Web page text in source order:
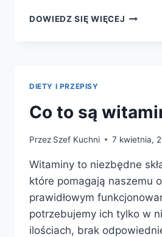
DOWIEDZ SIĘ WIĘCEJ
DIETY I PRZEPISY
Co to są
Przez Szef Kuchni 7 kwietnia,
Witaminy to niezbędne
które pomagają naszemu
prawidłowym
potrzebujemy ich tylko w
ilościach, brak